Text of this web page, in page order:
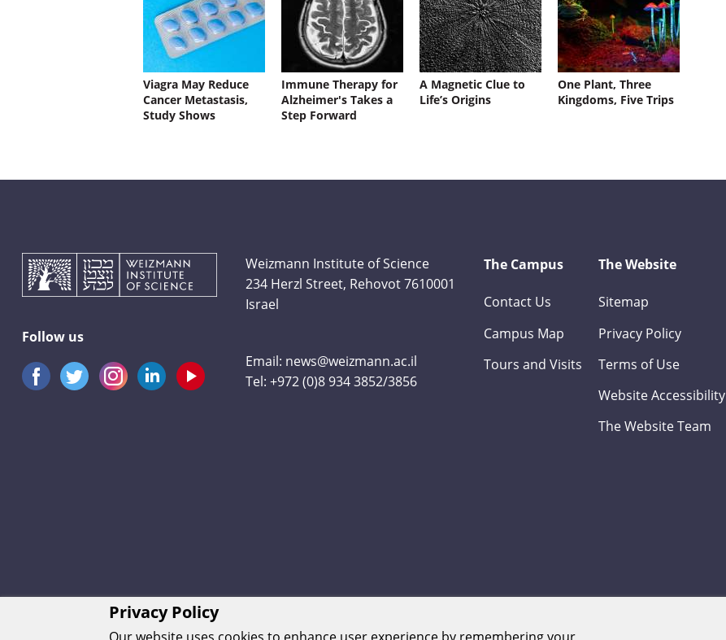
Viagra May Reduce
Cancer Metastasis,
Study Shows
Immune Therapy for
Alzheimer's Takes a
Step Forward
A Magnetic Clue to
Life’s Origins
One Plant, Three
Kingdoms, Five Trips
Follow us
Weizmann Institute of Science
234 Herzl Street, Rehovot 7610001
Israel
Email: news@weizmann.ac.il
Tel:+972 (0)8 934 3852/3856
The Campus
Contact Us
Campus Map
Tours and Visits
The Website
Sitemap
Privacy Policy
Terms of Use
Website Accessibility
The Website Team
Privacy Policy